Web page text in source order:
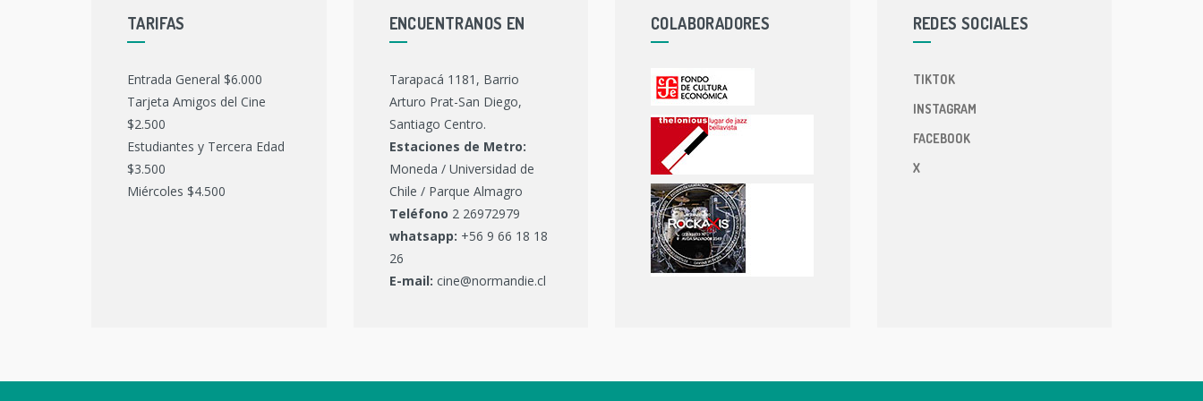
TARIFAS
Entrada General $6.000
Tarjeta Amigos del Cine
$2.500
Estudiantes y Tercera Edad
$3.500
Miércoles $4.500
ENCUENTRANOS EN
Tarapacá 1181, Barrio
Arturo Prat-San Diego,
Santiago Centro.
Estaciones de Metro:
Moneda / Universidad de
Chile / Parque Almagro
Teléfono 2 26972979
whatsapp: +56 9 66 18 18
26
E-mail: cine@normandie.cl
COLABORADORES REDES SOCIALES
TIKTOK
INSTAGRAM
FACEBOOK
X